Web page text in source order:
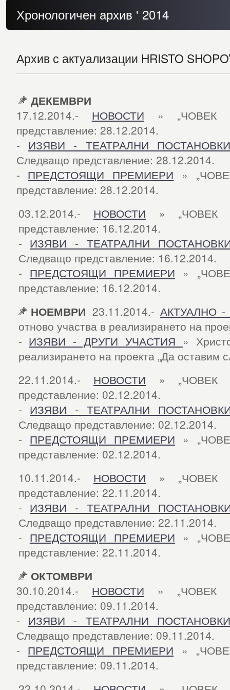
Хронологичен архив ' 2014
Архив с актуализации HRISTO
ДЕКЕМВРИ
17.12.2014.- НОВОСТИ » „ЧОВЕК
представление: 28.12.2014.
- ИЗЯВИ - ТЕАТРАЛНИ ПОСТАНОВКИ
Следващо представление: 28.12.2014.
- ПРЕДСТОЯЩИ ПРЕМИЕРИ »
представление: 28.12.2014.
03.12.2014.- НОВОСТИ » „ЧОВЕК
представление: 16.12.2014.
- ИЗЯВИ - ТЕАТРАЛНИ
Следващо представление: 16.12.2014.
- ПРЕДСТОЯЩИ ПРЕМИЕРИ »
представление: 16.12.2014.
НОЕМВРИ 23.11.2014.- АКТУАЛНО
отново участва в реализирането на
- ИЗЯВИ - ДРУГИ УЧАСТИЯ »
реализирането на проекта „Да оставим
22.11.2014.- НОВОСТИ » „ЧОВЕК
представление: 02.12.2014.
- ИЗЯВИ - ТЕАТРАЛНИ
Следващо представление: 02.12.2014.
- ПРЕДСТОЯЩИ ПРЕМИЕРИ »
представление: 02.12.2014.
10.11.2014.- НОВОСТИ » „ЧОВЕК
представление: 22.11.2014.
- ИЗЯВИ - ТЕАТРАЛНИ
Следващо представление: 22.11.2014.
- ПРЕДСТОЯЩИ ПРЕМИЕРИ »
представление: 22.11.2014.
ОКТОМВРИ
30.10.2014.- НОВОСТИ » „ЧОВЕК
представление: 09.11.2014.
- ИЗЯВИ - ТЕАТРАЛНИ ПОСТАНОВКИ
Следващо представление: 09.11.2014.
- ПРЕДСТОЯЩИ ПРЕМИЕРИ »
представление: 09.11.2014.